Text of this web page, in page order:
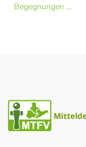
Begegnungen …